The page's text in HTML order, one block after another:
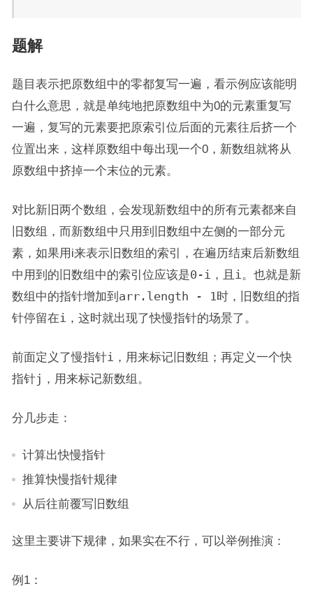
题解
题目表示把原数组中的零都复写一遍，看示例应该能明
白什么意思，就是单纯地把原数组中为0的元素重复写
一遍，复写的元素要把原索引位后面的元素往后挤一个
位置出来，这样原数组中每出现一个0，新数组就将从
原数组中挤掉一个末位的元素。
对比新旧两个数组，会发现新数组中的所有元素都来自
旧数组，而新数组中只用到旧数组中左侧的一部分元
素，如果用i来表示旧数组的索引，在遍历结束后新数组
中用到的旧数组中的索引位应该是0-i ，且 i。也就是新
数组中的指针增加到 arr.length - 1时，旧数组的指
针停留在i ，这时就出现了快慢指针的场景了。
前面定义了慢指针i ，用来标记旧数组；再定义一个快
指针j ，用来标记新数组。
分几步走：
计算出快慢指针
推算快慢指针规律
从后往前覆写旧数组
这里主要讲下规律，如果实在不行，可以举例推演：
例1：